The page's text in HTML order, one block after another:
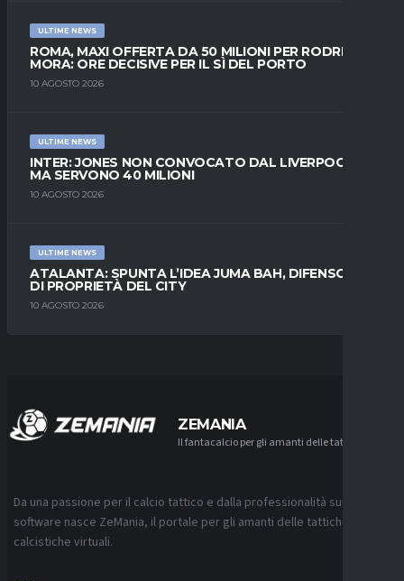
ULTIME NEWS
ROMA, MAXI OFFERTA DA 50 MILIONI PER RODRIGO
MORA: ORE DECISIVE PER IL SÌ DEL PORTO
10 AGOSTO 2026
ULTIME NEWS
INTER: JONES NON CONVOCATO DAL LIVERPOOL,
MA SERVONO 40 MILIONI
10 AGOSTO 2026
ULTIME NEWS
ATALANTA: SPUNTA L’IDEA JUMA BAH, DIFENSORE
DI PROPRIETÀ DEL CITY
10 AGOSTO 2026
ZEMANIA
Il fantacalcio per gli amanti delle tattiche
Da una passione per il calcio tattico e dalla professionalità sui
software nasce ZeMania, il portale per gli amanti delle tattiche
calcistiche virtuali.